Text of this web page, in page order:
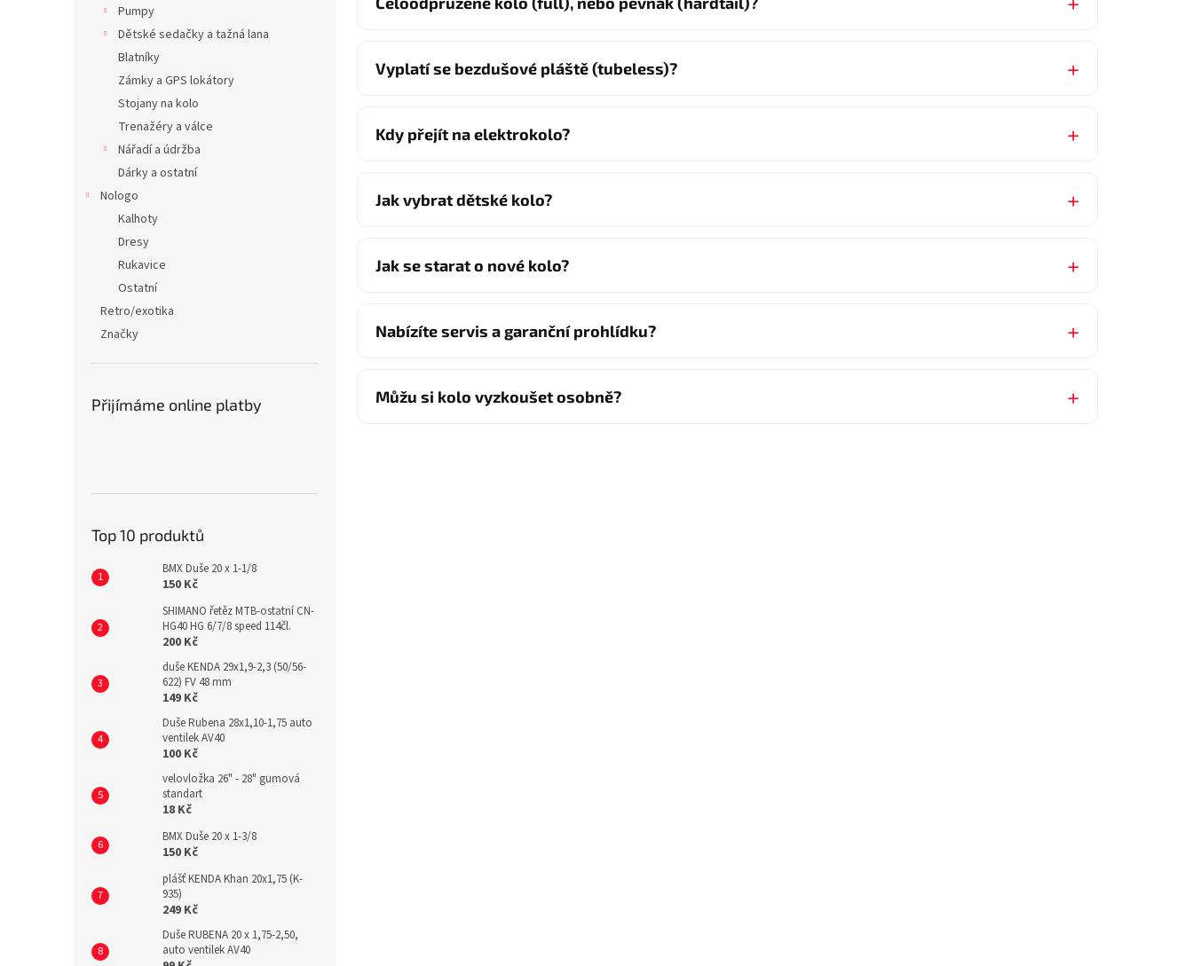
Pumpy
Dětské sedačky a tažná lana
Blatníky
Zámky a GPS lokátory
Stojany na kolo
Trenažéry a válce
Nářadí a údržba
Dárky a ostatní
Nologo
Kalhoty
Dresy
Rukavice
Ostatní
Retro/exotika
Značky
Přijímáme online platby
Top 10 produktů
BMX Duše 20 x 1-1/8
150 Kč
SHIMANO řetěz MTB-ostatní CN-
HG40 HG 6/7/8 speed 114čl.
200 Kč
duše KENDA 29x1,9-2,3 (50/56-
622) FV 48 mm
149 Kč
Duše Rubena 28x1,10-1,75 auto
ventilek AV40
100 Kč
velovložka 26" - 28" gumová
standart
18 Kč
BMX Duše 20 x 1-3/8
150 Kč
plášť KENDA Khan 20x1,75 (K-
935)
249 Kč
Duše RUBENA 20 x 1,75-2,50,
auto ventilek AV40
Vyplatí se bezdušové pláště (tubeless)?
Kdy přejít na elektrokolo?
Jak vybrat dětské kolo?
Jak se starat o nové kolo?
Nabízíte servis a garanční prohlídku?
Můžu si kolo vyzkoušet osobně?